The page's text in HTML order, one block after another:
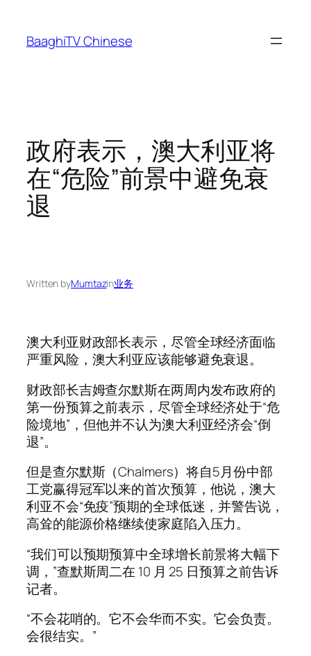
content
BaaghiTV Chinese
政府表示，澳大利亚将
在“危险”前景中避免衰
退
Written byMumtazin业务
澳大利亚财政部长表示，尽管全球经济面临
严重风险，澳大利亚应该能够避免衰退。
财政部长吉姆查尔默斯在两周内发布政府的
第一份预算之前表示，尽管全球经济处于“危
险境地”，但他并不认为澳大利亚经济会“倒
退”。
但是查尔默斯（Chalmers）将自5月份中部
工党赢得冠军以来的首次预算，他说，澳大
利亚不会“免疫”预期的全球低迷，并警告说，
高耸的能源价格继续使家庭陷入压力。
“我们可以预期预算中全球增长前景将大幅下
调，”查默斯周二在 10 月 25 日预算之前告诉
记者。
“不会花哨的。它不会华而不实。它会负责。
会很结实。”